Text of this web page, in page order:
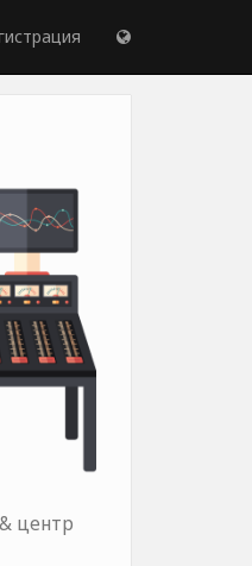
центр